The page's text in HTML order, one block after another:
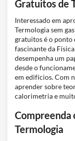
Gratuitos de
Interessado em
Termologia sem
gratuitos é o ponto
fascinante da
desempenha um
desde o
em edifícios. Com
aprender sobre
calorimetria e
Compreenda
Termologia